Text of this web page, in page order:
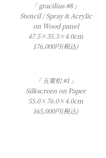
「 gracilius #8 」
Stencil / Spray & Acrylic
on Wood panel
47.5×35.3×4.0cm
176,000円(税込)
「 五葉松 #1 」
Silkscreen on Paper
55.0×76.0×4.0cm
165,000円(税込)